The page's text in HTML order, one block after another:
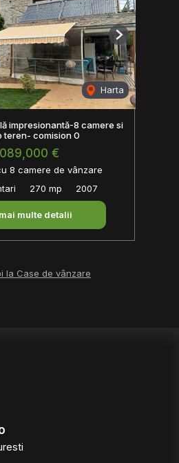
Harta
Next
impresionantă-8 camere si
teren- comision 0
€
8 camere de vânzare
270 mp 2007
multe detalii
la Case de vânzare